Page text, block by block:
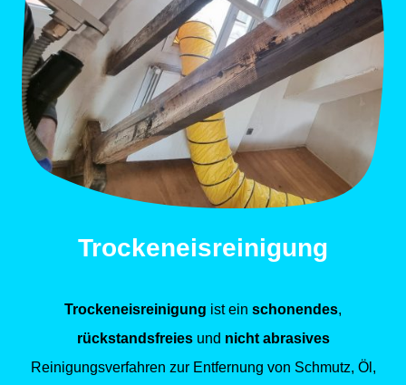
Trockeneisreinigung
Trockeneisreinigung ist ein schonendes,
rückstandsfreiesund nicht abrasives
Reinigungsverfahren zur Entfernung von Schmutz, Öl,